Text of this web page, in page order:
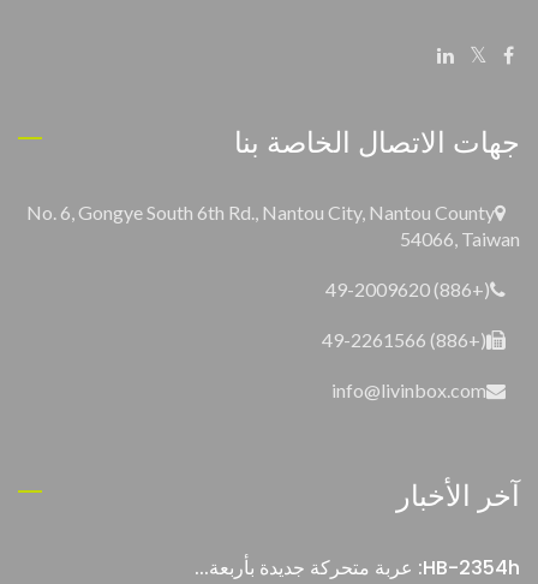
جهات الاتصال الخاصة بنا
No. 6, Gongye South 6th Rd., Nantou City, Nantou County
54066, Taiwan
(+886) 49-2009620
(+886) 49-2261566
info@livinbox.com
آخر الأخبار
HB-2354h: عربة متحركة جديدة بأربعة...